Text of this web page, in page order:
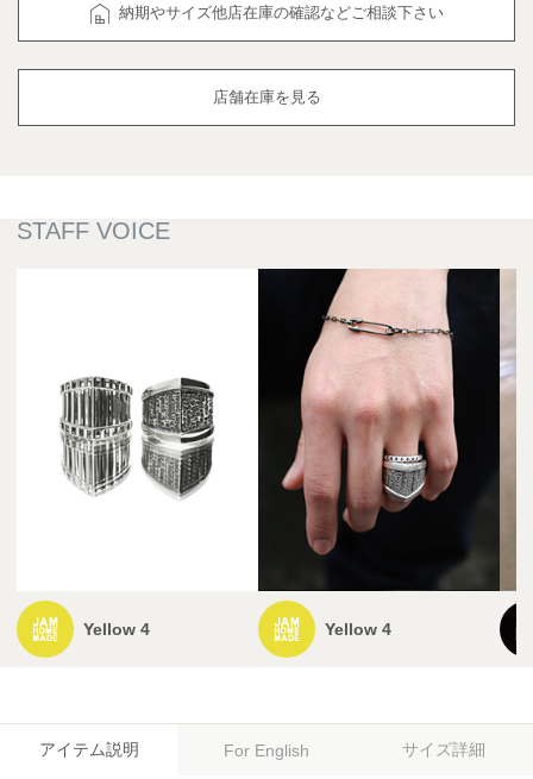
納期やサイズ他店在庫の確認などご相談下さい
店舗在庫を見る
Yellow 4 Yellow 4
アイテム説明 For English サイズ詳細